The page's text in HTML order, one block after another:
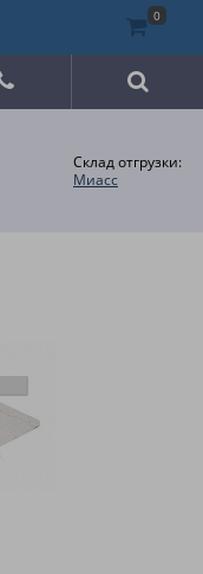
Склад отгрузки:
Миасс
0